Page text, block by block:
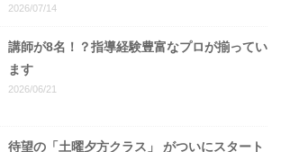
2026/07/14
講師が8名！？指導経験豊富なプロが揃ってい
ます
2026/06/21
待望の「土曜夕方クラス」 がついにスタート